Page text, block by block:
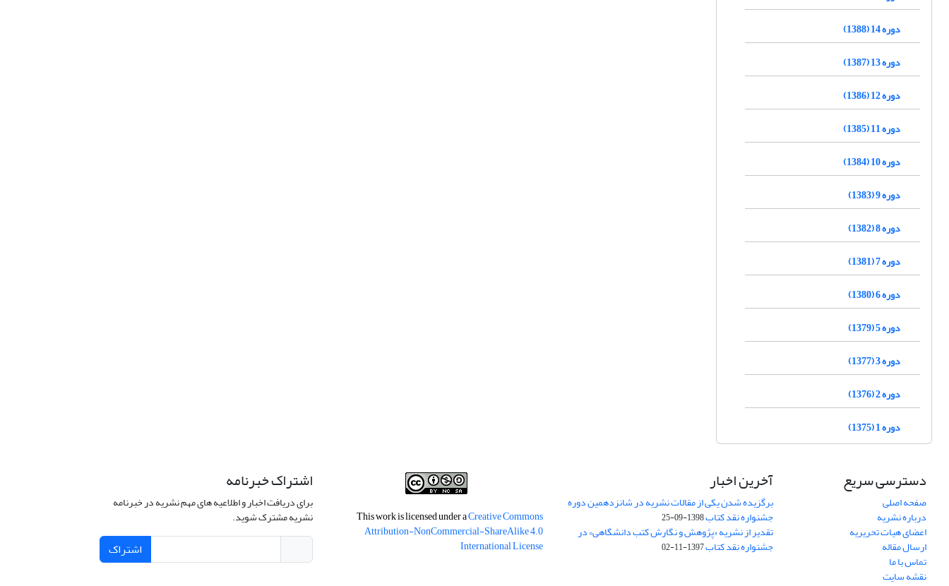
دوره 14 (1388)
دوره 13 (1387)
دوره 12 (1386)
دوره 11 (1385)
دوره 10 (1384)
دوره 9 (1383)
دوره 8 (1382)
دوره 7 (1381)
دوره 6 (1380)
دوره 5 (1379)
دوره 3 (1377)
دوره 2 (1376)
دوره 1 (1375)
دسترسی سریع
صفحه اصلی
درباره نشریه
اعضای هیات تحریریه
ارسال مقاله
تماس با ما
نقشه سایت
آخرین اخبار
برگزیده شدن یکی از مقالات نشریه در شانزدهمین دوره
جشنواره نقد کتاب1398-09-25
تقدیر از نشریه «پژوهش و نگارش کتب دانشگاهی» در
جشنواره نقد کتاب1397-11-02
This work is licensed under aCreative Commons
Attribution-NonCommercial-ShareAlike 4.0
International License
اشتراک خبرنامه
برای دریافت اخبار و اطلاعیه های مهم نشریه در خبرنامه
نشریه مشترک شوید.
اشتراک